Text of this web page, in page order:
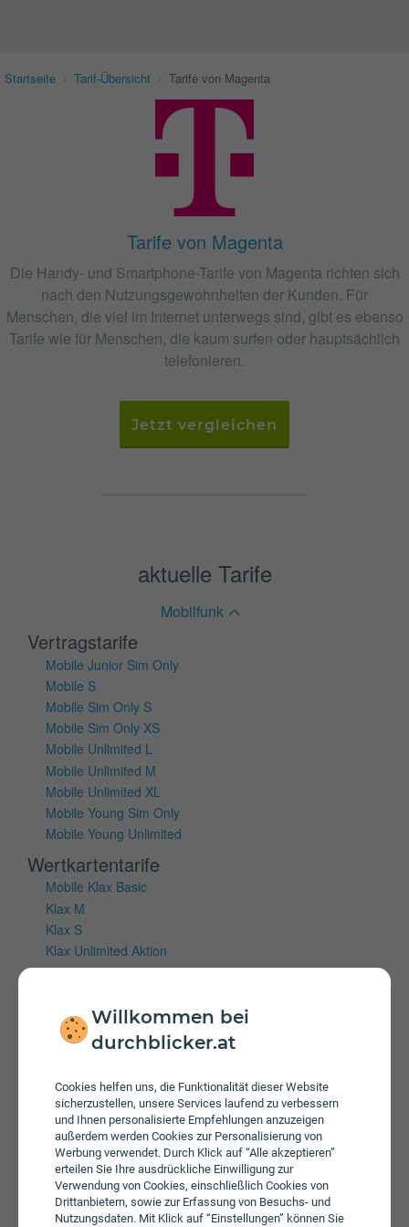
Willkommen bei
durchblicker.at
Cookies helfen uns, die Funktionalität dieser Website
sicherzustellen, unsere Services laufend zu verbessern
und Ihnen personalisierte Empfehlungen anzuzeigen
außerdem werden Cookies zur Personalisierung von
Werbung verwendet. Durch Klick auf “Alle akzeptieren”
erteilen Sie Ihre ausdrückliche Einwilligung zur
Verwendung von Cookies, einschließlich Cookies von
Drittanbietern, sowie zur Erfassung von Besuchs- und
Nutzungsdaten. Mit Klick auf “Einstellungen” können Sie
Startseite Tarif-Übersicht Tarife von Magenta
Tarife von Magenta
Die Handy- und Smartphone-Tarife von Magenta richten sich
nach den Nutzungsgewohnheiten der Kunden. Für
Menschen, die viel im Internet unterwegs sind, gibt es ebenso
Tarife wie für Menschen, die kaum surfen oder hauptsächlich
telefonieren.
Jetzt vergleichen
aktuelle Tarife
Mobilfunk
Vertragstarife
Mobile Junior Sim Only
Mobile S
Mobile Sim Only S
Mobile Sim Only XS
Mobile Unlimited L
Mobile Unlimited M
Mobile Unlimited XL
Mobile Young Sim Only
Mobile Young Unlimited
Wertkartentarife
Mobile Klax Basic
Klax M
Klax S
Klax Unlimited Aktion
Vertragstarife
Internet 5G S
Internet 5G XXS
Internet 5G Young XS plus
Wertkartentarife
Internet Klax S Box
Internet Klax M Box
Internet KLAX 5G L